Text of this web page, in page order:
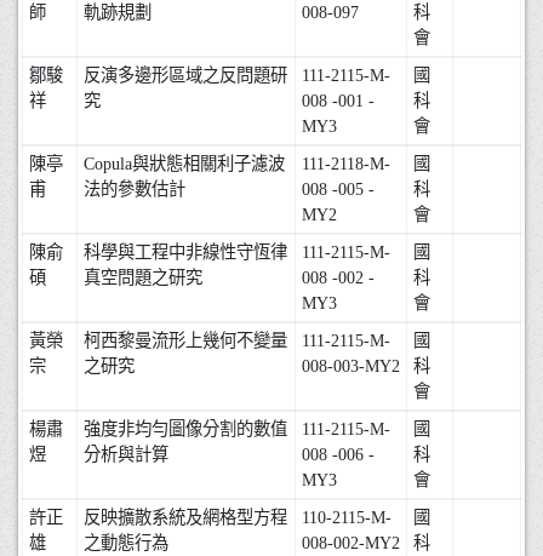
師
軌跡規劃
008-097
科
會
鄒駿
祥
反演多邊形區域之反問題研
究
111-2115-M-
008 -001 -
MY3
國
科
會
陳亭
甫
Copula與狀態相關利子濾波
法的參數估計
111-2118-M-
008 -005 -
MY2
國
科
會
陳俞
碩
科學與工程中非線性守恆律
真空問題之研究
111-2115-M-
008 -002 -
MY3
國
科
會
黃榮
宗
柯西黎曼流形上幾何不變量
之研究
111-2115-M-
008-003-MY2
國
科
會
楊肅
煜
強度非均勻圖像分割的數值
分析與計算
111-2115-M-
008 -006 -
MY3
國
科
會
許正
雄
反映擴散系統及網格型方程
之動態行為
110-2115-M-
008-002-MY2
國
科